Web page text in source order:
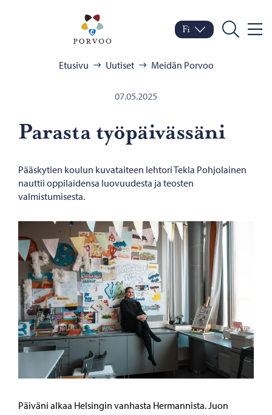
Porvoo – Siirry
Vaihda kieltä
Nykyinen kieli: Suomi
Fi
Hae
Etusivu Uutiset Meidän Porvoo
07.05.2025
Pa­ras­ta työ­päi­väs­sä­ni
Pääskytien koulun kuvataiteen lehtori Tekla Pohjolainen
nauttii oppilaidensa luovuudesta ja teosten
valmistumisesta.
Päiväni alkaa Helsingin vanhasta Hermannista. Juon